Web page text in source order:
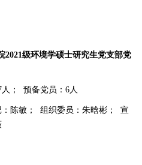
2021级环境学硕士研究生党支部党
人； 预备党员： 6人
陈敏； 组织委员：朱晗彬；
宣